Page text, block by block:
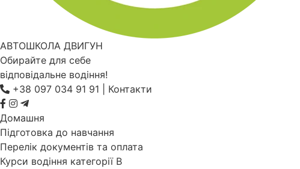
АВТОШКОЛА ДВИГУН
Обирайте для себе
відповідальне водіння!
+38 097 034 91 91
Контакти
Домашня
Підготовка до навчання
Перелік документів та оплата
Курси водіння категорії B